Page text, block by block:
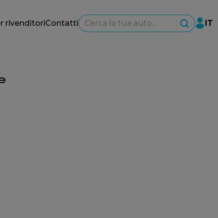
rivenditoriContatti Cerca la tua auto… IT